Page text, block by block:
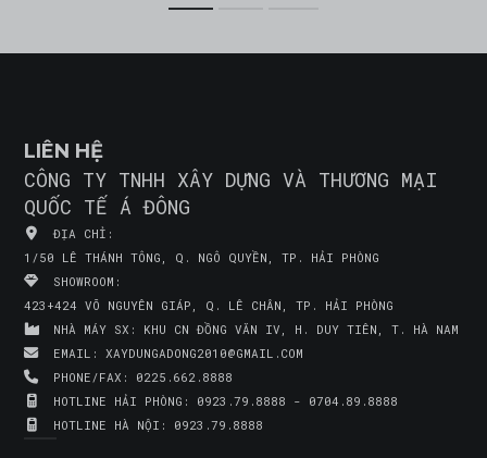
LIÊN HỆ
CÔNG TY TNHH XÂY DỰNG VÀ THƯƠNG MẠI
QUỐC TẾ Á ĐÔNG
ĐỊA CHỈ:
1/50 LÊ THÁNH TÔNG, Q. NGÔ QUYỀN, TP. HẢI PHÒNG
SHOWROOM:
423+424 VÕ NGUYÊN GIÁP, Q. LÊ CHÂN, TP. HẢI PHÒNG
NHÀ MÁY SX: KHU CN ĐỒNG VĂN IV, H. DUY TIÊN, T. HÀ NAM
EMAIL: XAYDUNGADONG2010@GMAIL.COM
PHONE/FAX: 0225.662.8888
HOTLINE HẢI PHÒNG: 0923.79.8888 - 0704.89.8888
HOTLINE HÀ NỘI: 0923.79.8888